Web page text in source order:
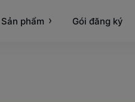
Sản phẩm Gói đăng ký